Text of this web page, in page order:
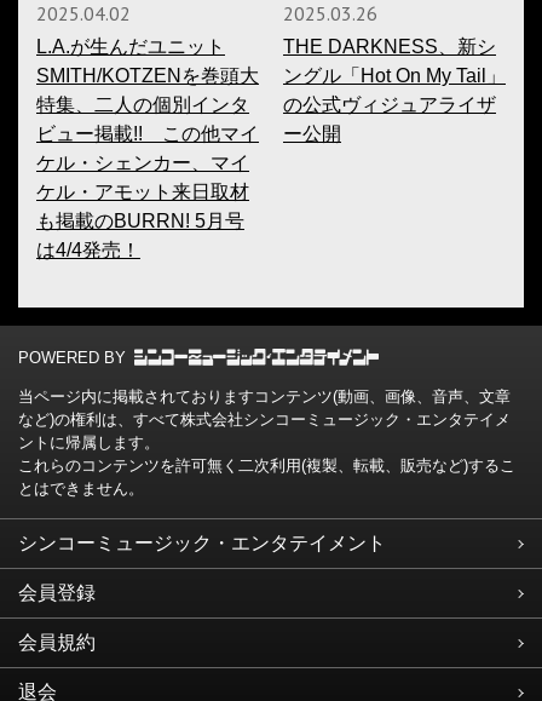
2025.04.02
L.A.が生んだユニット
SMITH/KOTZENを巻頭大
特集、二人の個別インタ
ビュー掲載!! この他マイ
ケル・シェンカー、マイ
ケル・アモット来日取材
も掲載のBURRN! 5月号
は4/4発売！
2025.03.26
THE DARKNESS、新シ
ングル「Hot On My Tail」
の公式ヴィジュアライザ
ー公開
POWERED BY
当ページ内に掲載されておりますコンテンツ(動画、画像、音声、文章
など)の権利は、すべて株式会社シンコーミュージック・エンタテイメ
ントに帰属します。
これらのコンテンツを許可無く二次利用(複製、転載、販売など)するこ
とはできません。
シンコーミュージック・エンタテイメント
会員登録
会員規約
退会